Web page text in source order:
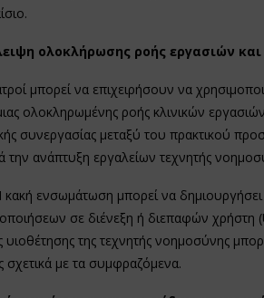
ολοκλήρωσης ροής εργασιών
μπορεί να επιχειρήσουν να
ολοκληρωμένης ροής κλινικών
συνεργασίας μεταξύ του πρακτικού
την ανάπτυξη εργαλείων τεχνητής
κακή ενσωμάτωση μπορεί να δημιουργήσει
σε διένεξη ή διεπαφών
υιοθέτησης της τεχνητής νοημοσύνης
σχετικά με τα συμφραζόμενα.